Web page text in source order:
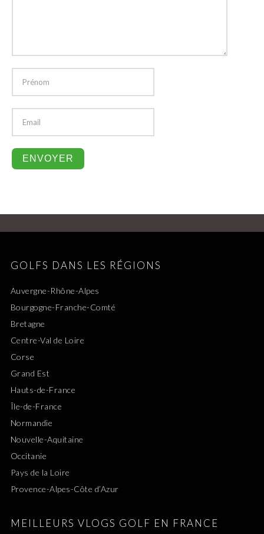
GOLFS DANS LES RÉGIONS
Auvergne-Rhône-Alpes
Bourgogne-Franche-Comté
Bretagne
Centre-Val de Loire
Corse
Grand Est
Hauts-de-France
Île-de-France
Normandie
Nouvelle-Aquitaine
Occitanie
Pays de la Loire
Provence-Alpes-Côte d’Azur
MEILLEURS VLOGS GOLF EN FRANCE